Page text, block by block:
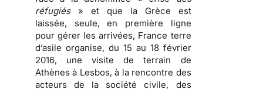
réfugiés» et que la Grèce est
laissée, seule, en première ligne
pour gérer les arrivées, France terre
d’asile organise, du 15 au 18 février
2016, une visite de terrain de
Athènes à Lesbos, à la rencontre des
acteurs de la société civile, des